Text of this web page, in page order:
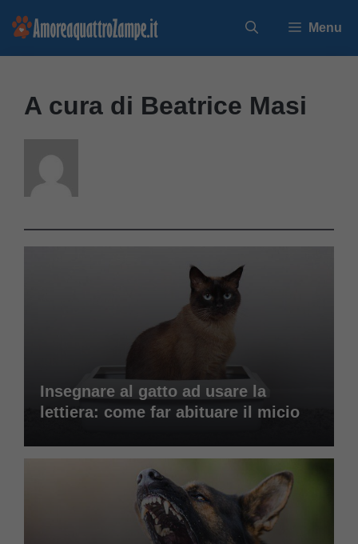
Vai
Menu
A cura di Beatrice Masi
Insegnare al gatto ad usare la
lettiera: come far abituare il micio